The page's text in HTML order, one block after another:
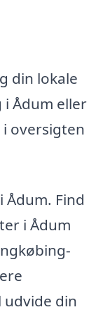
din lokale
Ådum eller
oversigten
Find
i Ådum
udvide din